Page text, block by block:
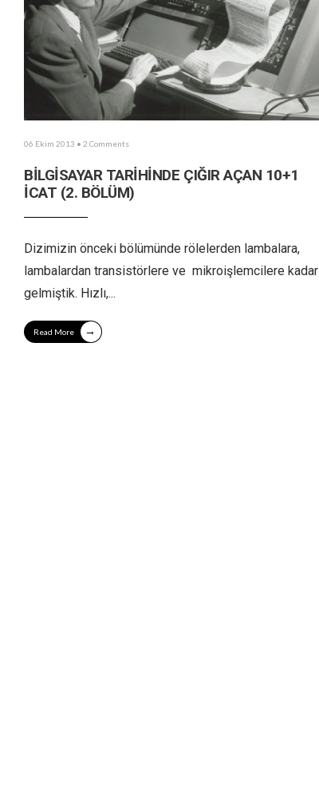
06 Ekim 2013 • 2 Comments
BİLGİSAYAR TARİHİNDE ÇIĞIR AÇAN 10+1
İCAT (2. BÖLÜM)
Dizimizin önceki bölümünde rölelerden lambalara,
lambalardan transistörlere ve mikroişlemcilere kadar
gelmiştik. Hızlı,...
Read More →